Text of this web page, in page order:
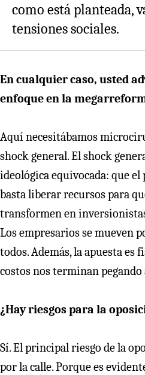
como está planteada,
tensiones sociales.
En cualquier caso, usted
enfoque en la
Aquí necesitábamos
shock general. El shock
ideológica equivocada: que
basta liberar recursos para
transformen en
Los empresarios se mueven
todos. Además, la apuesta es
costos nos terminan pegando
¿Hay riesgos para la
Sí. El principal riesgo de la
por la calle. Porque es